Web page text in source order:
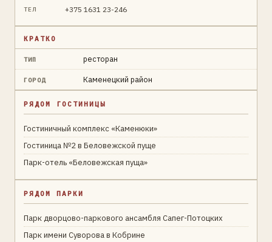
ТЕЛ +375 1631 23-246
КРАТКО
ТИП ресторан
ГОРОД Каменецкий район
РЯДОМ ГОСТИНИЦЫ
Гостиничный комплекс «Каменюки»
Гостиница №2 в Беловежской пуще
Парк-отель «Беловежская пуща»
РЯДОМ ПАРКИ
Парк дворцово-паркового ансамбля Сапег-Потоцких
Парк имени Суворова в Кобрине